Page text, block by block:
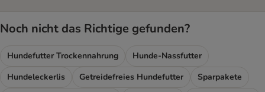
Noch nicht das Richtige gefunden?
Hundefutter Trockennahrung
Hunde-Nassfutter
Hundeleckerlis
Getreidefreies Hundefutter
Sparpakete